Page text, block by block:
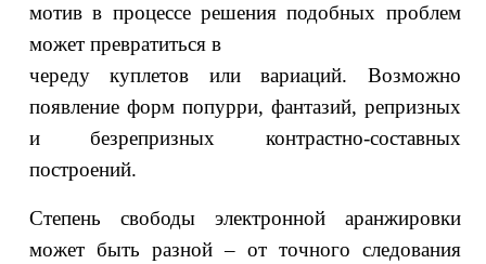
мотив в процессе решения подобных проблем
может превратиться в
череду куплетов или вариаций. Возможно
появление форм попурри, фантазий, репризных
и безрепризных контрастно-составных
построений.
Степень свободы электронной аранжировки
может быть разной – от точного следования